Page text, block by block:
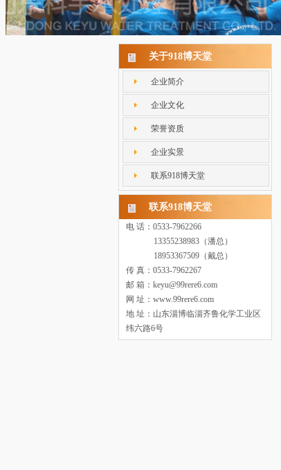
关于918博天堂
企业简介
企业文化
荣誉资质
企业实景
联系918博天堂
联系918博天堂
电 话：0533-7962266
13355238983（潘总）
18953367509（戴总）
传 真：0533-7962267
邮 箱：keyu@99rere6.com
网 址：www.99rere6.com
地 址：山东淄博临淄齐鲁化学工业区
纬六路6号